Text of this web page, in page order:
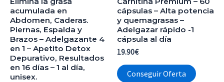
acumulada en
Abdomen, Caderas.
Piernas, Espalda y
Brazos – Adelgazante 4
en 1 – Apetito Detox
Depurativo, Resultados
en 16 días – 1 al día,
unisex.
cápsulas – Alta potencia
y quemagrasas –
Adelgazar rápido -1
cápsula al día
19.90€
Conseguir Oferta